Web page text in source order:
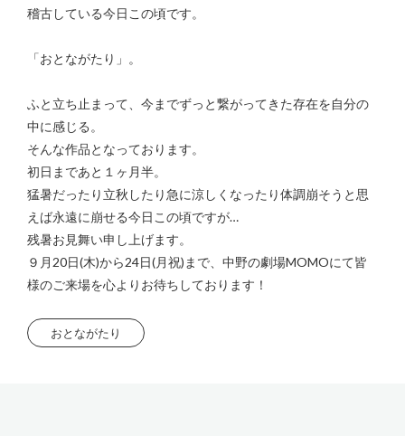
稽古している今日この頃です。
「おとながたり」。
ふと立ち止まって、今までずっと繋がってきた存在を自分の
中に感じる。
そんな作品となっております。
初日まであと１ヶ月半。
猛暑だったり立秋したり急に涼しくなったり体調崩そうと思
えば永遠に崩せる今日この頃ですが…
残暑お見舞い申し上げます。
９月20日(木)から24日(月祝)まで、中野の劇場MOMOにて皆
様のご来場を心よりお待ちしております！
おとながたり